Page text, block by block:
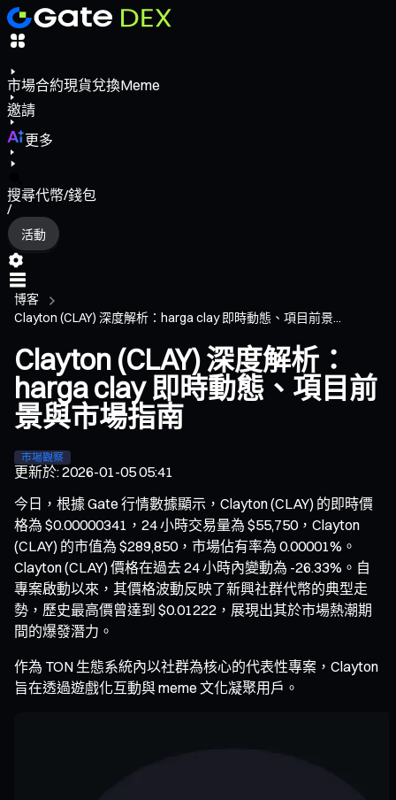
市場合約現貨兌換Meme
邀請
更多
搜尋代幣/錢包
/
活動
博客
Clayton (CLAY) 深度解析：harga clay 即時動態、項目前景...
Clayton (CLAY) 深度解析：
harga clay 即時動態、項目前
景與市場指南
市場觀察
更新於:2026-01-05 05:41
今日，根據 Gate 行情數據顯示，Clayton (CLAY) 的即時價
格為 $0.00000341，24 小時交易量為 $55,750，Clayton
(CLAY) 的市值為 $289,850，市場佔有率為 0.00001%。
Clayton (CLAY) 價格在過去 24 小時內變動為 -26.33%。自
專案啟動以來，其價格波動反映了新興社群代幣的典型走
勢，歷史最高價曾達到 $0.01222，展現出其於市場熱潮期
間的爆發潛力。
作為 TON 生態系統內以社群為核心的代表性專案，Clayton
旨在透過遊戲化互動與 meme 文化凝聚用戶。